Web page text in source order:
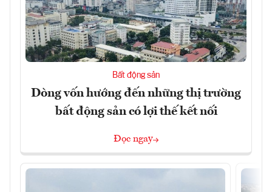
Bất động sản
Dòng vốn hướng đến những thị trường
bất động sản có lợi thế kết nối
Đọc ngay